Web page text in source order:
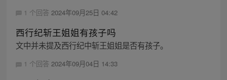
1 个回答 2024年09月25日 04:42
西行纪斩王姐姐有孩子吗
文中并未提及西行纪中斩王姐姐是否有孩子。
1 个回答 2024年09月04日 14:33